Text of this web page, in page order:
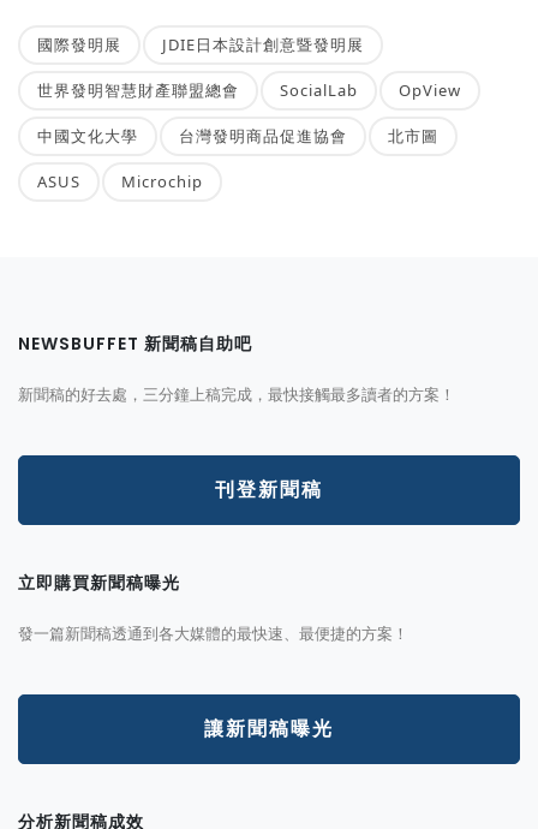
國際發明展 JDIE日本設計創意暨發明展
世界發明智慧財產聯盟總會 SocialLab OpView
中國文化大學 台灣發明商品促進協會 北市圖
ASUS Microchip
NEWSBUFFET 新聞稿自助吧
新聞稿的好去處，三分鐘上稿完成，最快接觸最多讀者的方案！
刊登新聞稿
立即購買新聞稿曝光
發一篇新聞稿透通到各大媒體的最快速、最便捷的方案！
讓新聞稿曝光
分析新聞稿成效